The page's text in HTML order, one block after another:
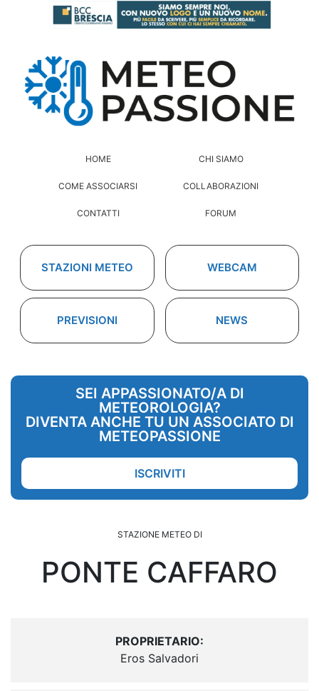
HOME CHI SIAMO
COME ASSOCIARSI COLLABORAZIONI
CONTATTI FORUM
STAZIONI METEO WEBCAM
PREVISIONI NEWS
SEI APPASSIONATO/A DI
METEOROLOGIA?
DIVENTA ANCHE TU UN ASSOCIATO DI
METEOPASSIONE
ISCRIVITI
STAZIONE METEO DI
PONTE CAFFARO
PROPRIETARIO:
Eros Salvadori